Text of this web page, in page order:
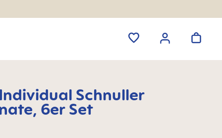
Schnuller
6er Set